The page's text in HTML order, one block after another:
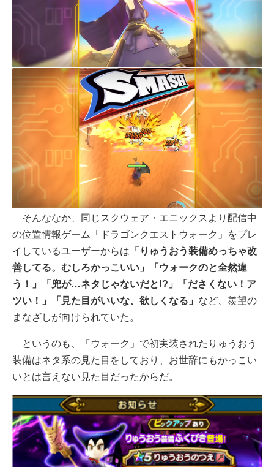
そんななか、同じスクウェア・エニックスより配信中
の位置情報ゲーム「ドラゴンクエストウォーク」をプレ
イしているユーザーからは 「りゅうおう装備めっちゃ改
善してる。むしろかっこいい」「ウォークのと全然違
う！」「兜が…ネタじゃないだと!?」「ださくない！ア
ツい！」「見た目がいいな、欲しくなる」 など、羨望の
まなざしが向けられていた。
というのも、「ウォーク」で初実装されたりゅうおう
装備はネタ系の見た目をしており、お世辞にもかっこい
いとは言えない見た目だったからだ。